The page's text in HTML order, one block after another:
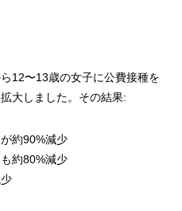
12〜13歳の女子に公費接種を
大しました。その結果:
約90%減少
約80%減少